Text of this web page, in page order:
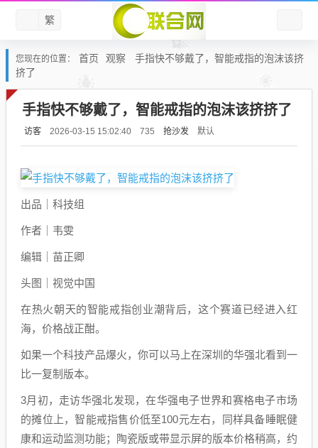
繁
您现在的位置： 首页 观察
手指快不够戴了，智能戒指的泡沫该挤
挤了
手指快不够戴了，智能戒指的泡沫该挤挤了
访客 2026-03-15 15:02:40 735 抢沙发 默认
出品｜科技组
作者｜韦雯
编辑｜苗正卿
头图｜视觉中国
在热火朝天的智能戒指创业潮背后，这个赛道已经进入红
海，价格战正酣。
如果一个科技产品爆火，你可以马上在深圳的华强北看到一
比一复制版本。
3月初，走访华强北发现，在华强电子世界和赛格电子市场
的摊位上，智能戒指售价低至100元左右，同样具备睡眠健
康和运动监测功能；陶瓷版或带显示屏的版本价格稍高，约